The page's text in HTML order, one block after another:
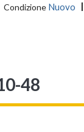
Condizione Nuovo
48